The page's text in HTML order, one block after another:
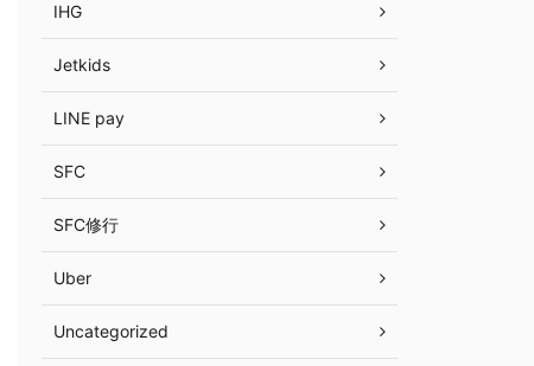
IHG
Jetkids
LINE pay
SFC
SFC修行
Uber
Uncategorized